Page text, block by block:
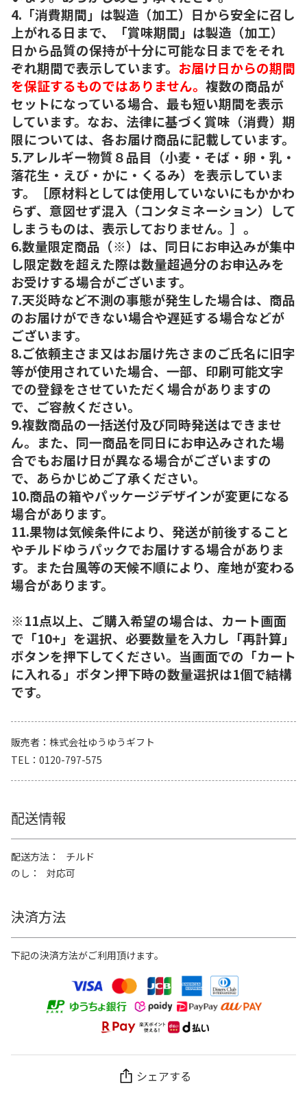
4.「消費期間」は製造（加工）日から安全に召し
上がれる日まで、「賞味期間」は製造（加工）
日から品質の保持が十分に可能な日までをそれ
ぞれ期間で表示しています。 お届け日からの期間
を保証するものではありません。 複数の商品が
セットになっている場合、最も短い期間を表示
しています。なお、法律に基づく賞味（消費）期
限については、各お届け商品に記載しています。
5.アレルギー物質８品目（小麦・そば・卵・乳・
落花生・えび・かに・くるみ）を表示していま
す。［原材料としては使用していないにもかかわ
らず、意図せず混入（コンタミネーション）して
しまうものは、表示しておりません。］。
6.数量限定商品（※）は、同日にお申込みが集中
し限定数を超えた際は数量超過分のお申込みを
お受けする場合がございます。
7.天災時など不測の事態が発生した場合は、商品
のお届けができない場合や遅延する場合などが
ございます。
8.ご依頼主さま又はお届け先さまのご氏名に旧字
等が使用されていた場合、一部、印刷可能文字
での登録をさせていただく場合がありますの
で、ご容赦ください。
9.複数商品の一括送付及び同時発送はできませ
ん。また、同一商品を同日にお申込みされた場
合でもお届け日が異なる場合がございますの
で、あらかじめご了承ください。
10.商品の箱やパッケージデザインが変更になる
場合があります。
11.果物は気候条件により、発送が前後すること
やチルドゆうパックでお届けする場合がありま
す。また台風等の天候不順により、産地が変わる
場合があります。
※11点以上、ご購入希望の場合は、カート画面
で「10+」を選択、必要数量を入力し「再計算」
ボタンを押下してください。当画面での「カート
に入れる」ボタン押下時の数量選択は1個で結構
です。
販売者
株式会社ゆうゆうギフト
TEL
0120-797-575
配送情報
配送方法
チルド
のし
対応可
決済方法
下記の決済方法がご利用頂けます。
シェアする